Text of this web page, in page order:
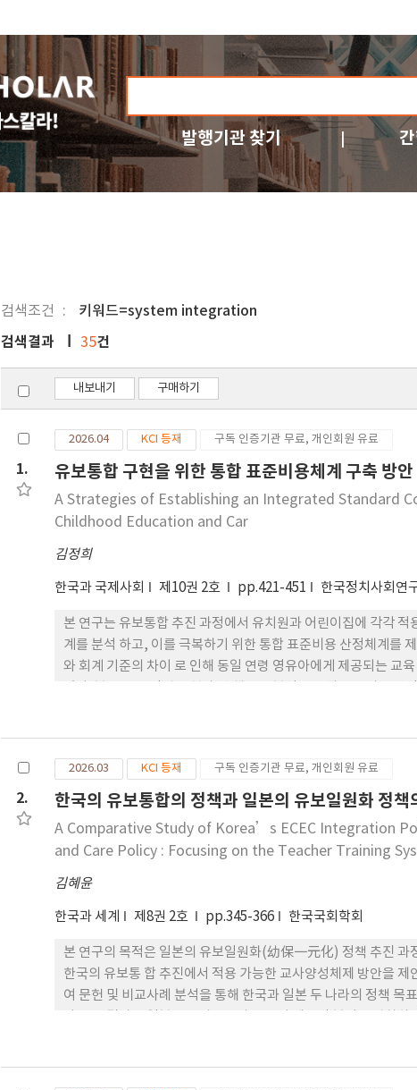
발행기관 찾기
검색조건 키워드=system integration
검색결과 35건
내보내기 구매하기
1.
2026.04 KCI 등재 구독 인증기관 무료, 개인회원 유료
유보통합 구현을 위한 통합 표준비용체계 구축 방안
A Strategies of Establishing an Integrated Standard
Childhood Education and Car
김정희
한국과 국제사회 제10권 2호 pp.421-451 한국정치사회연
본 연구는 유보통합 추진 과정에서 유치원과 어린이집에 각각
계를 분석 하고, 이를 극복하기 위한 통합 표준비용 산정체계를
와 회계 기준의 차이 로 인해 동일 연령 영유아에게 제공되는 교
반으로 한 통합 표준비용 산정 원칙과 모형 을 제시한다. 분석
2.
2026.03 KCI 등재 구독 인증기관 무료, 개인회원 유료
한국의 유보통합의 정책과 일본의 유보일원화 정
A Comparative Study of Korea’s ECEC Integration
and Care Policy : Focusing on the Teacher Training
김혜윤
한국과 세계 제8권 2호 pp.345-366 한국국회학회
본 연구의 목적은 일본의 유보일원화(幼保一元化) 정책 추진 과
한국의 유보통 합 추진에서 적용 가능한 교사양성체제 방안을
여 문헌 및 비교사례 분석을 통해 한국과 일본 두 나라의 정책
로 통합하였다. 반면 한국은 2023년 「유보통합 추진 로드맵